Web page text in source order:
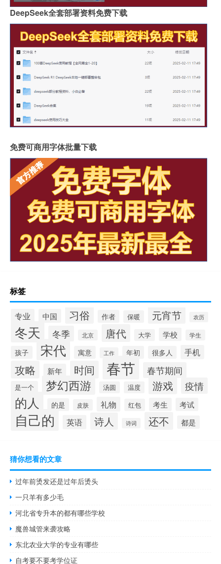
DeepSeek全套部署资料免费下载
免费可商用字体批量下载
标签
专业 中国 习俗 作者 保暖 元宵节 农历
冬天 冬季 北京 唐代 大学 学校 学生
孩子 宋代 寓意 工作 年初 很多人 手机
攻略 新年 时间 春节 春节期间
是一个 梦幻西游 汤圆 温度 游戏 疫情
的人 的是 皮肤 礼物 红包 考生 考试
自己的 英语 诗人 诗词 还不 都是
猜你想看的文章
过年前烫发还是过年后烫头
一只羊有多少毛
河北省专升本的都有哪些学校
魔兽城管来袭攻略
东北农业大学的专业有哪些
自考要不要考学位证